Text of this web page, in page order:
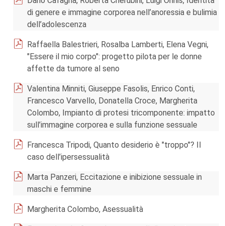
di genere e immagine corporea nell’anoressia e bulimia
dell’adolescenza
Raffaella Balestrieri, Rosalba Lamberti, Elena Vegni,
"Essere il mio corpo": progetto pilota per le donne
affette da tumore al seno
Valentina Minniti, Giuseppe Fasolis, Enrico Conti,
Francesco Varvello, Donatella Croce, Margherita
Colombo, Impianto di protesi tricomponente: impatto
sull’immagine corporea e sulla funzione sessuale
Francesca Tripodi, Quanto desiderio è "troppo"? Il
caso dell’ipersessualità
Marta Panzeri, Eccitazione e inibizione sessuale in
maschi e femmine
Margherita Colombo, Asessualità